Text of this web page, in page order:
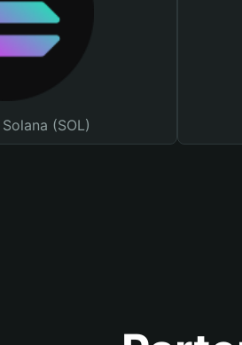
(SOL)